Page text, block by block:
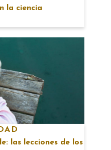
la ciencia
las lecciones de los